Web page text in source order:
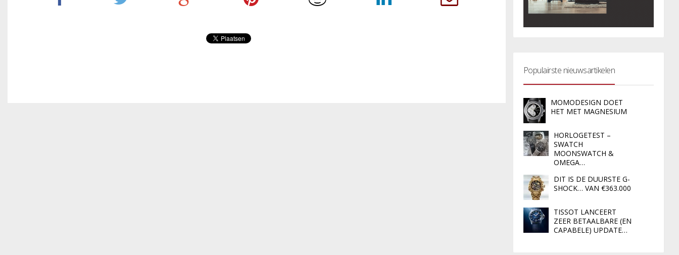
Populairste nieuwsartikelen
MOMODESIGN DOET
HET MET MAGNESIUM
HORLOGETEST –
SWATCH
MOONSWATCH &
OMEGA…
DIT IS DE DUURSTE G-
SHOCK… VAN €363.000
TISSOT LANCEERT
ZEER BETAALBARE (EN
CAPABELE) UPDATE…